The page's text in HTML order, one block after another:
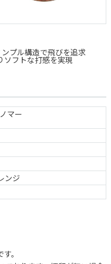
プル構造で飛びを追求
ソフトな打感を実現
マー
ンジ
。